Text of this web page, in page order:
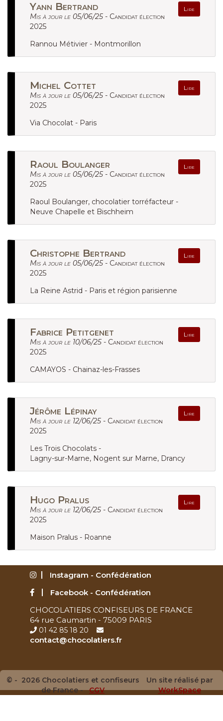
Yann Bertrand Lire
Mis à jour le 05/06/25 - Candidat élection
2025
Rannou Métivier - Montmorillon
Michel Cottet Lire
Mis à jour le 05/06/25 - Candidat élection
2025
Via Chocolat - Paris
Raoul Boulanger Lire
Mis à jour le 05/06/25 - Candidat élection
2025
Raoul Boulanger, chocolatier torréfacteur -
Neuve Chapelle et Bischheim
Christophe Bertrand Lire
Mis à jour le 05/06/25 - Candidat élection
2025
La Reine Astrid - Paris et région parisienne
Fabrice Petitgenet Lire
Mis à jour le 10/06/25 - Candidat élection
2025
CAMAYOS - Chainaz-les-Frasses
Jérôme Lépinay Lire
Mis à jour le 12/06/25 - Candidat élection
2025
Les Trois Chocolats -
Lagny-sur-Marne, Nogent sur Marne, Drancy
Hugo Pralus Lire
Mis à jour le 12/06/25 - Candidat élection
2025
Maison Pralus - Roanne
Instagram - Confédération
Facebook - Confédération
CHOCOLATIERS CONFISEURS DE FRANCE
64 rue Caumartin - 75009 PARIS
01 42 85 18 20
contact@chocolatiers.fr
© - 2026 Chocolatiers et confiseurs
de France -CGV
Un site réalisé par
WorkSpace